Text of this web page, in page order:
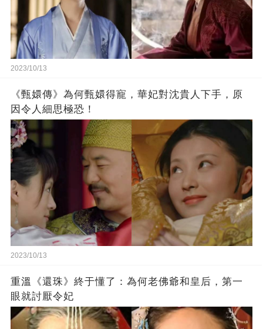
2023/10/13
《甄嬛傳》為何甄嬛得寵，華妃對沈貴人下手，原
因令人細思極恐！
2023/10/13
重溫《還珠》終于懂了：為何老佛爺和皇后，第一
眼就討厭令妃